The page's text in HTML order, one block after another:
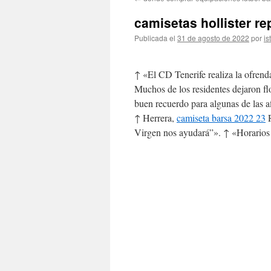
contenido
camisetas hollister
Publicada el 31 de agosto de 2022 por
↑ «El CD Tenerife realiza la
Muchos de los residentes dejaron
buen recuerdo para algunas de las
↑ Herrera, camiseta barsa 2022 23
Virgen nos ayudará”». ↑